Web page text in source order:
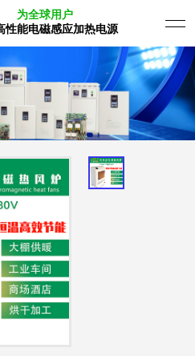
为全球用户
性能电磁感应加热电源